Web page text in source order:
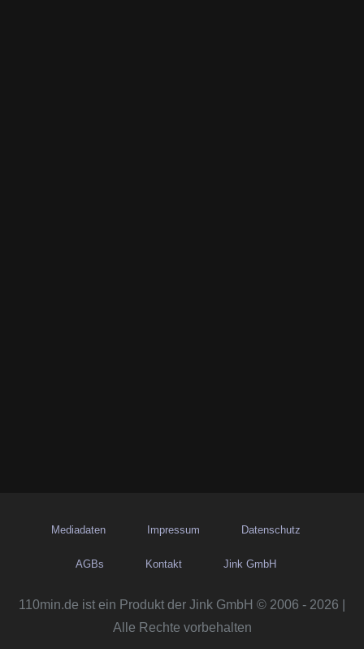
Mediadaten Impressum Datenschutz
AGBs Kontakt Jink GmbH
110min.de ist ein Produkt der Jink GmbH © 2006 - 2026 |
Alle Rechte vorbehalten